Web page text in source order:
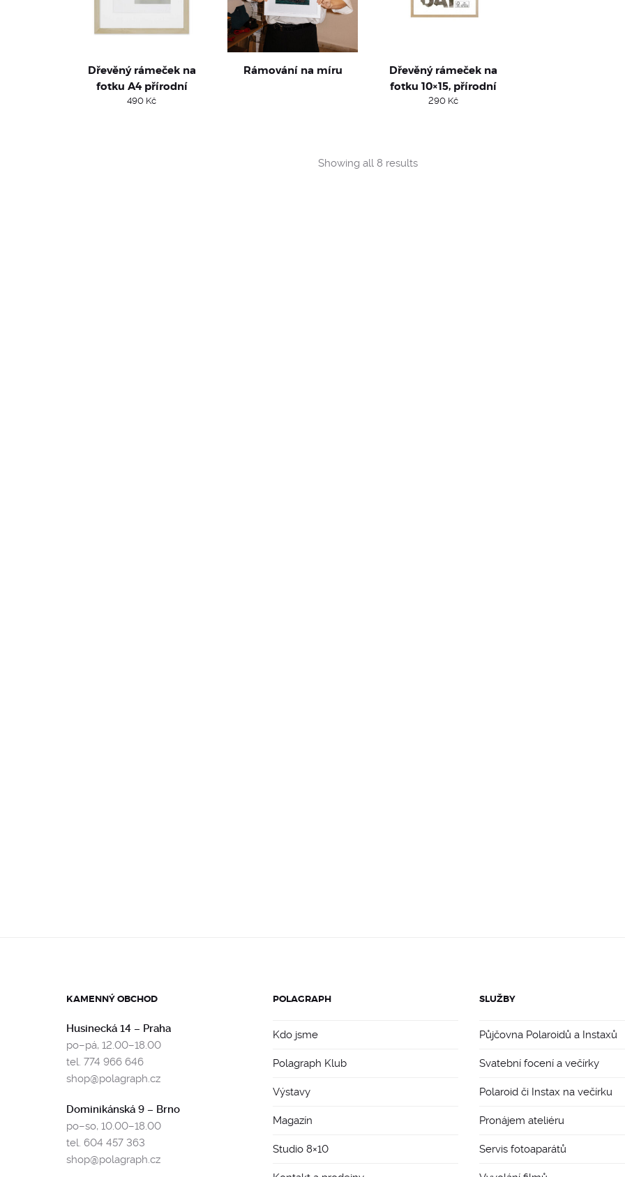
Dřevěný rámeček na
fotku A4 přírodní
490 Kč
Rámování na míru
Dřevěný rámeček na
fotku 10×15, přírodní
290 Kč
Showing all 8 resultsSorted
KAMENNÝ OBCHOD
Husinecká 14 – Praha
po–pá, 12.00–18.00
tel. 774 966 646
shop@polagraph.cz
Dominikánská 9 – Brno
po–so, 10.00–18.00
tel. 604 457 363
shop@polagraph.cz
POLAGRAPH
Kdo jsme
Polagraph Klub
Výstavy
Magazín
Studio 8×10
SLUŽBY
Půjčovna Polaroidů a Instaxů
Svatební focení a večírky
Polaroid či Instax na večírku
Pronájem ateliéru
Servis fotoaparátů